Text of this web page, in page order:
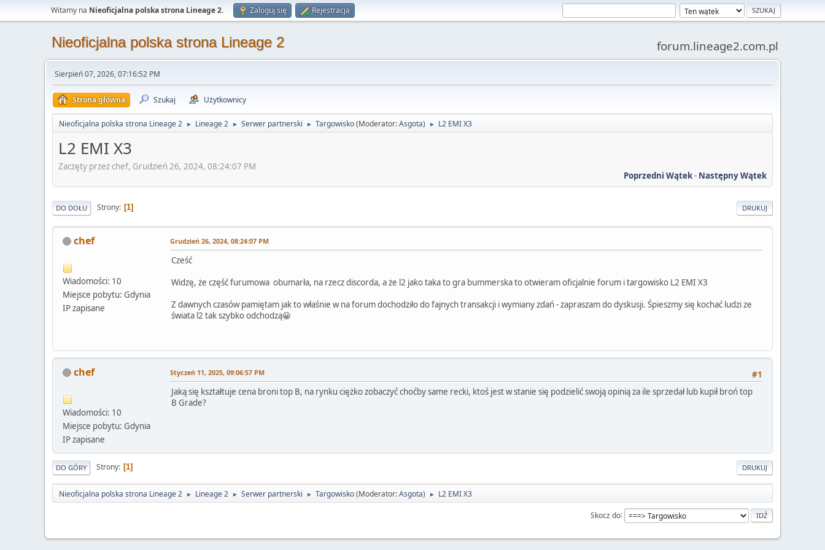
Witamy na Nieoficjalna polska strona Lineage 2. Zaloguj się Rejestracja
Nieoficjalna polska strona Lineage 2 forum.lineage2.com.pl
Sierpień 07, 2026, 07:16:52 PM
Strona główna Szukaj Użytkownicy
Nieoficjalna polska strona Lineage 2 ► Lineage 2 ► Serwer partnerski ► Targowisko(Moderator:Asgota) ► L2 EMI X3
L2 EMI X3
Zaczęty przez chef, Grudzień 26, 2024, 08:24:07 PM
Poprzedni Wątek- Następny Wątek
DRUKUJ
DO DOŁU Strony 1
chef
Wiadomości: 10
Miejsce pobytu: Gdynia
IP zapisane
Grudzień 26, 2024, 08:24:07 PM
Cześć
Widzę, że część furumowa obumarła, na rzecz discorda, a że l2 jako taka to gra bummerska to otwieram oficjalnie forum i targowisko L2 EMI X3
Z dawnych czasów pamiętam jak to właśnie w na forum dochodziło do fajnych transakcji i wymiany zdań - zapraszam do dyskusji. Śpieszmy się kochać ludzi ze
świata l2 tak szybko odchodzą😀
chef
Wiadomości: 10
Miejsce pobytu: Gdynia
IP zapisane
#1
Styczeń 11, 2025, 09:06:57 PM
Jaką się kształtuje cena broni top B, na rynku ciężko zobaczyć choćby same recki, ktoś jest w stanie się podzielić swoją opinią za ile sprzedał lub kupił broń top
B Grade?
DRUKUJ
DO GÓRY Strony 1
Nieoficjalna polska strona Lineage 2 ► Lineage 2 ► Serwer partnerski ► Targowisko(Moderator:Asgota) ► L2 EMI X3
Skocz do